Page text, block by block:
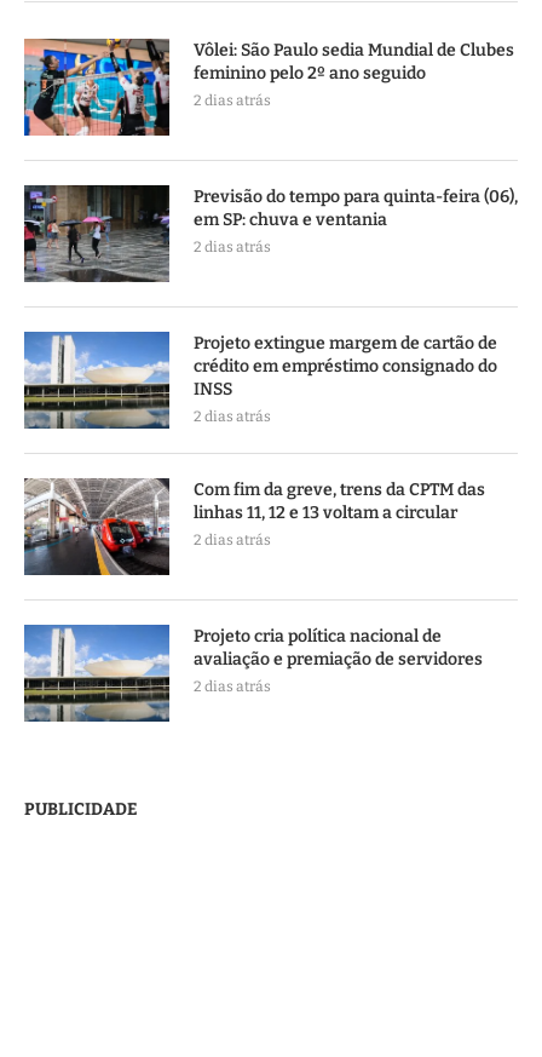
Vôlei: São Paulo sedia Mundial de Clubes
feminino pelo 2º ano seguido
2 dias atrás
Previsão do tempo para quinta-feira (06),
em SP: chuva e ventania
2 dias atrás
Projeto extingue margem de cartão de
crédito em empréstimo consignado do
INSS
2 dias atrás
Com fim da greve, trens da CPTM das
linhas 11, 12 e 13 voltam a circular
2 dias atrás
Projeto cria política nacional de
avaliação e premiação de servidores
2 dias atrás
PUBLICIDADE